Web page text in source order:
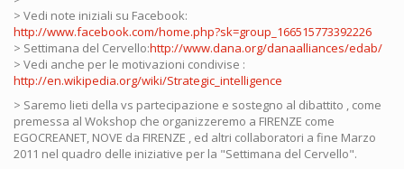
> Vedi note iniziali su Facebook:
http://www.facebook.com/home.php?sk=group_166515773392226
> Settimana del Cervello:http://www.dana.org/danaalliances/edab/
> Vedi anche per le motivazioni condivise :
http://en.wikipedia.org/wiki/Strategic_intelligence
> Saremo lieti della vs partecipazione e sostegno al dibattito , come
premessa al Wokshop che organizzeremo a FIRENZE come
EGOCREANET, NOVE da FIRENZE , ed altri collaboratori a fine Marzo
2011 nel quadro delle iniziative per la "Settimana del Cervello".